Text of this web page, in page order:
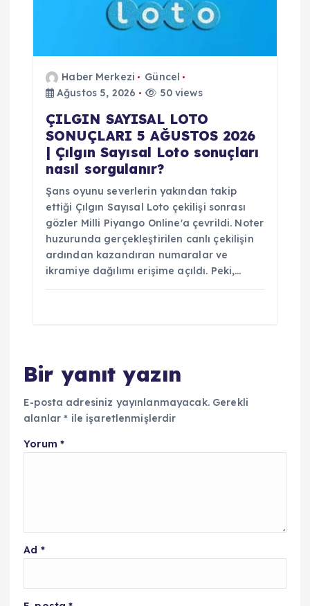
Haber Merkezi
Güncel
Ağustos 5, 2026
50 views
ÇILGIN SAYISAL LOTO
SONUÇLARI 5 AĞUSTOS 2026
| Çılgın Sayısal Loto sonuçları
nasıl sorgulanır?
Şans oyunu severlerin yakından takip
ettiği Çılgın Sayısal Loto çekilişi sonrası
gözler Milli Piyango Online'a çevrildi. Noter
huzurunda gerçekleştirilen canlı çekilişin
ardından kazandıran numaralar ve
ikramiye dağılımı erişime açıldı. Peki,…
Bir yanıt yazın
E-posta adresiniz yayınlanmayacak. Gerekli
alanlar* ile işaretlenmişlerdir
Yorum *
Ad *